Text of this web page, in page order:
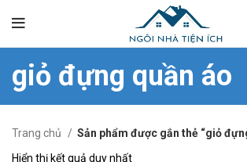
giỏ đựng quần áo
Trang chủ
Sản phẩm được gắn thẻ “giỏ
Hiển thị kết quả duy nhất